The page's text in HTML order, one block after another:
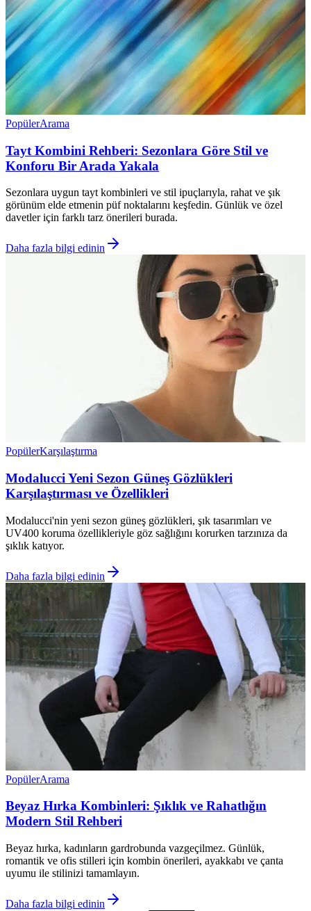
PopülerArama
Tayt Kombini Rehberi: Sezonlara Göre Stil ve
Konforu Bir Arada Yakala
Sezonlara uygun tayt kombinleri ve stil ipuçlarıyla, rahat ve şık
görünüm elde etmenin püf noktalarını keşfedin. Günlük ve özel
davetler için farklı tarz önerileri burada.
Daha fazla bilgi edinin
PopülerKarşılaştırma
Modalucci Yeni Sezon Güneş Gözlükleri
Karşılaştırması ve Özellikleri
Modalucci'nin yeni sezon güneş gözlükleri, şık tasarımları ve
UV400 koruma özellikleriyle göz sağlığını korurken tarzınıza da
şıklık katıyor.
Daha fazla bilgi edinin
PopülerArama
Beyaz Hırka Kombinleri: Şıklık ve Rahatlığın
Modern Stil Rehberi
Beyaz hırka, kadınların gardrobunda vazgeçilmez. Günlük,
romantik ve ofis stilleri için kombin önerileri, ayakkabı ve çanta
uyumu ile stilinizi tamamlayın.
Daha fazla bilgi edinin